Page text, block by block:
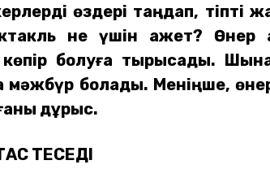
өздері таңдап, тіпті
не үшін қажет? Өнер
көпір болуға тырысады.
мәжбүр болады. Меніңше,
дұрыс.
ТЕСЕДІ